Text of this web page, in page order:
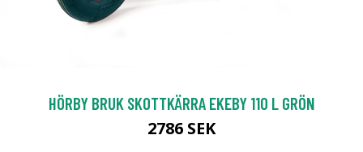
HÖRBY BRUK SKOTTKÄRRA EKEBY 110 L GRÖN
2786 SEK